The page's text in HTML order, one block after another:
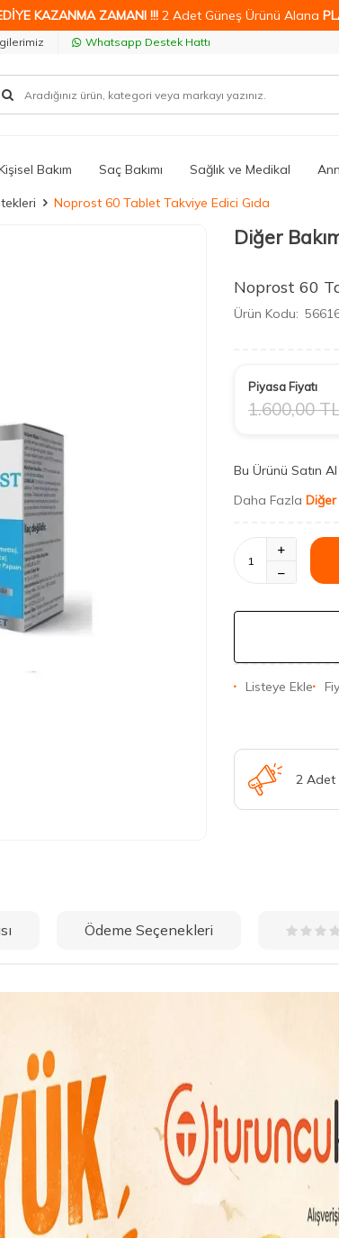
KAZANMA ZAMANI !!! 2 Adet Güneş Ürünü Alana
Whatsapp Destek Hattı
Bakım Saç Bakımı Sağlık ve Medikal
Noprost 60 Tablet Takviye Edici Gıda
Diğer
Noprost 60
Ürün Kodu:
Piyasa Fiyatı
1.600,00
Bu Ürünü Satın Al
Daha Fazla Diğer
Listeye Ekle
2 Adet
Ödeme Seçenekleri